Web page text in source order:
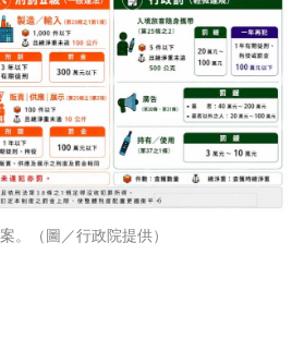
。（圖／行政院提供）